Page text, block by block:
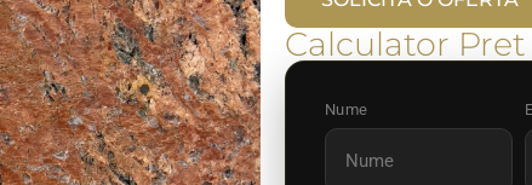
Calculator Pret
Nume